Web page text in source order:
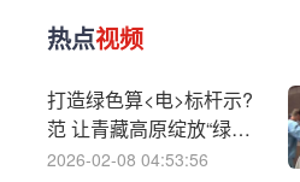
热点视频
打造绿色算<电>标杆示?
范 让青藏高原绽放“绿色
智慧”
2026-02-08 04:53:56